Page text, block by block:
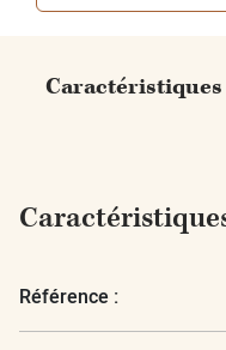
Caractéristiques
Référence :